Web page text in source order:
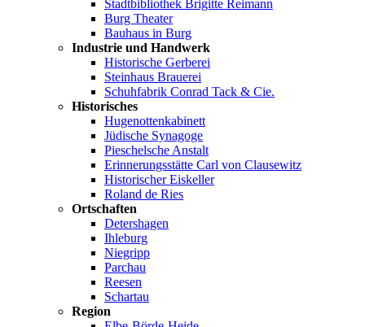
Stadtbibliothek Brigitte Reimann
Burg Theater
Bauhaus in Burg
Industrie und Handwerk
Historische Gerberei
Steinhaus Brauerei
Schuhfabrik Conrad Tack & Cie.
Historisches
Hugenottenkabinett
Jüdische Synagoge
Pieschelsche Anstalt
Erinnerungsstätte Carl von Clausewitz
Historischer Eiskeller
Roland de Ries
Ortschaften
Detershagen
Ihleburg
Niegripp
Parchau
Reesen
Schartau
Region